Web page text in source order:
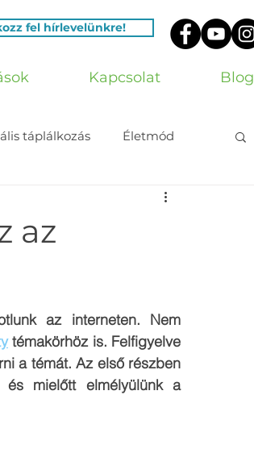
fel hírlevelünkre!
Kapcsolat Blog
táplálkozás Életmód
az
az interneten. Nem
témakörhöz is. Felfigyelve
a témát. Az első részben
mielőtt elmélyülünk a